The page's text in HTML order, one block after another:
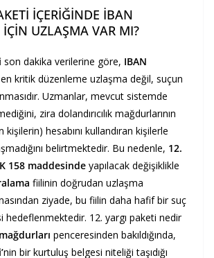
İÇERİĞİNDE İBAN
UZLAŞMA VAR MI?
son dakika verilerine göre, IBAN
kritik düzenleme uzlaşma değil, suçun
Uzmanlar, mevcut sistemde
zira dolandırıcılık mağdurlarının
kişilerin) hesabını kullandıran kişilerle
belirtmektedir. Bu nedenle, 12.
158 maddesinde yapılacak değişiklikle
fiilinin doğrudan uzlaşma
ziyade, bu fiilin daha hafif bir suç
hedeflenmektedir. 12. yargı paketi nedir
penceresinden bakıldığında,
nin bir kurtuluş belgesi niteliği taşıdığı